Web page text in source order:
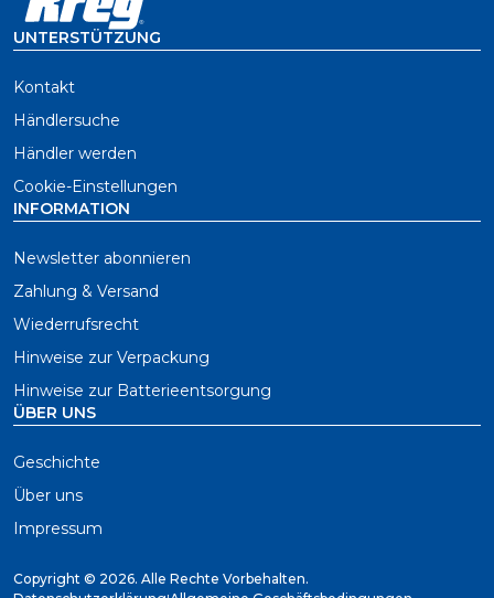
UNTERSTÜTZUNG
Kontakt
Händlersuche
Händler werden
Cookie-Einstellungen
INFORMATION
Newsletter abonnieren
Zahlung & Versand
Wiederrufsrecht
Hinweise zur Verpackung
Hinweise zur Batterieentsorgung
ÜBER UNS
Geschichte
Über uns
Impressum
Copyright © 2026. Alle Rechte Vorbehalten.